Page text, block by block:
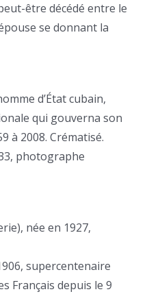
être décédé entre le
se donnant la
d’État cubain,
qui gouverna son
à 2008. Crématisé.
photographe
née en 1927,
supercentenaire
Français depuis le 9